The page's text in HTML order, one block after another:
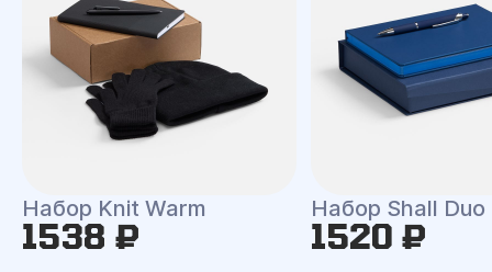
Набор Knit Warm
1538 ₽
Набор Shall Duo
1520 ₽